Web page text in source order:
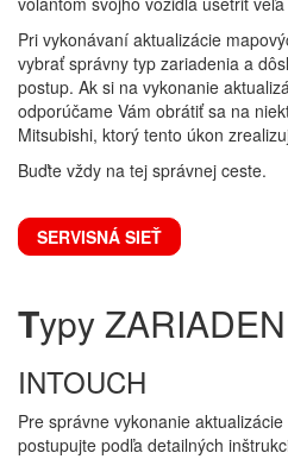
Pri vykonávaní aktualizácie
vybrať správny typ zariadenia a
postup. Ak si na vykonanie
odporúčame Vám obrátiť sa na
Mitsubishi, ktorý tento úkon
Buďte vždy na tej správnej ceste.
SERVISNÁ SIEŤ
Typy
INTOUCH
Pre správne vykonanie
postupujte podľa detailných